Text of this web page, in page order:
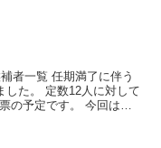
者一覧 任期満了に伴う
した。 定数12人に対して
の予定です。 今回はこ